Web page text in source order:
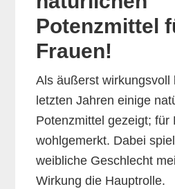
Potenzmittel
Frauen!
Als äußerst wirkungsvoll
letzten Jahren einige
Potenzmittel gezeigt; für
wohlgemerkt. Dabei
weibliche Geschlecht
Wirkung die Hauptrolle.